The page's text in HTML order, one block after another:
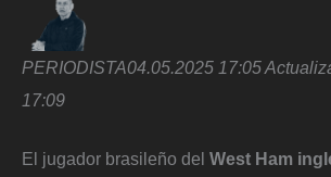
PERIODISTA04.05.2025 17:05
17:09
El jugador brasileño del West Ham